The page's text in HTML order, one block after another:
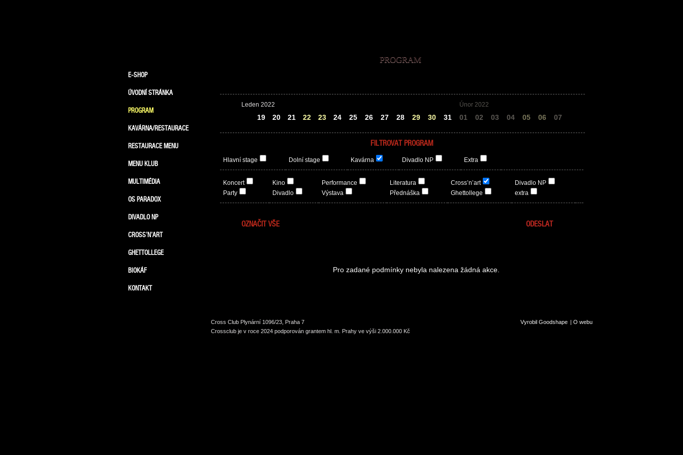
E-SHOP
ÚVODNÍ STRÁNKA
PROGRAM
KAVÁRNA/RESTAURACE
RESTAURACE MENU
MENU KLUB
MULTIMÉDIA
OS PARADOX
DIVADLO NP
CROSS’N’ART
GHETTOLLEGE
BIOKÁF
KONTAKT
PROGRAM
Leden 2022
19 20 21 22 23 24 25 26 27 28 29 30 31
Únor 2022
01 02 03 04 05 06 07
FILTROVAT PROGRAM
Hlavní stage Dolní stage Kavárna Divadlo NP Extra
Koncert
Party
Kino
Divadlo
Performance
Výstava
Literatura
Přednáška
Cross’n’art
Ghettollege
Divadlo NP
extra
OZNAČIT VŠE
Pro zadané podmínky nebyla nalezena žádná akce.
Cross Club Plynární 1096/23, Praha 7 Vyrobil Goodshape | O webu
Crossclub je v roce 2024 podporován grantem hl. m. Prahy ve výši 2.000.000 Kč